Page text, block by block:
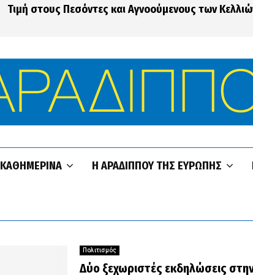
Τιμή στους Πεσόντες και Αγνοούμενους των
ΚΑΘΗΜΕΡΙΝΆ Η ΑΡΑΔΊΠΠΟΥ ΤΗΣ ΕΥΡΏΠΗΣ
Πολιτισμός
Δύο ξεχωριστές εκδηλώσεις